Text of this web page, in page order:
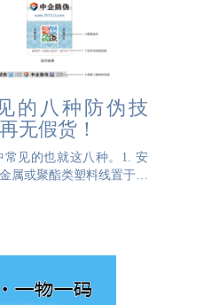
的八种防伪技
无假货！
常见的也就这八种。1. 安
属或聚酯类塑料线置于纸
安全线是采用特殊的造纸